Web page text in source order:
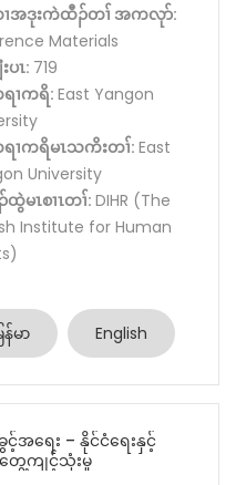
အဒုးကဲထီၣ်တၢ် အကလုာ်:
Materials
ပၤ: 719
ၢကရိ: East Yangon
ၢကရိမၤသကိးတၢ်: East
University
မၤစၢၤတၢ်: DIHR (The
Institute for Human
န်မာ English
အရေး – နိုင်ငံရေးနှင့်
ကျင့်သုံးမှု